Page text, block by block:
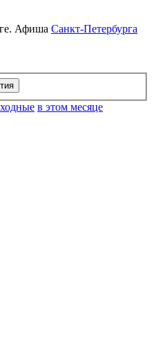
Афиша Санкт-Петербурга
в этом месяце